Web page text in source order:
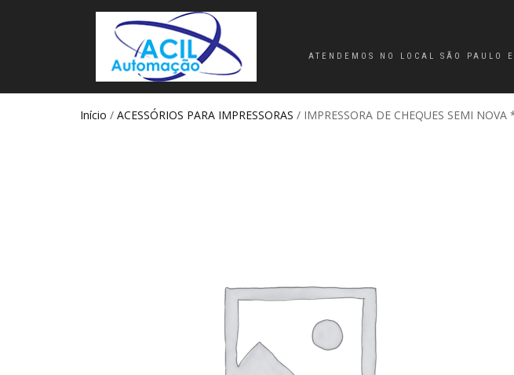
ATENDEMOS NO LOCAL SÃO PAULO
Início / ACESSÓRIOS PARA IMPRESSORAS / IMPRESSORA DE CHEQUES SEMI